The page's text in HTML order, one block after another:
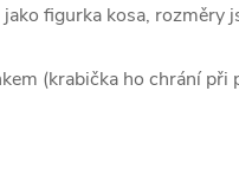
figurka kosa, rozměry
(krabička ho chrání